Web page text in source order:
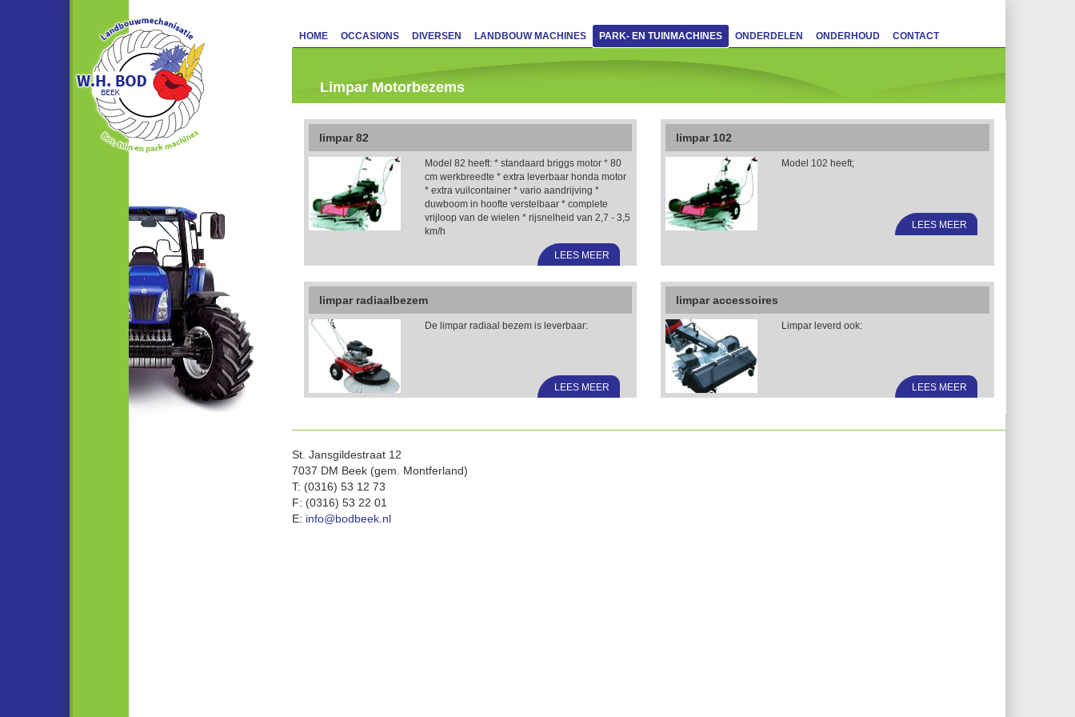
HOME OCCASIONS DIVERSEN LANDBOUW MACHINES PARK- EN TUINMACHINES ONDERDELEN ONDERHOUD CONTACT
Limpar Motorbezems
limpar 82
Model 82 heeft: * standaard briggs motor * 80
cm werkbreedte * extra leverbaar honda motor
* extra vuilcontainer * vario aandrijving *
duwboom in hoofte verstelbaar * complete
vrijloop van de wielen * rijsnelheid van 2,7 - 3,5
km/h
LEES MEER
limpar 102
Model 102 heeft;
LEES MEER
limpar radiaalbezem
De limpar radiaal bezem is leverbaar:
LEES MEER
limpar accessoires
Limpar leverd ook:
LEES MEER
St. Jansgildestraat 12
7037 DM Beek (gem. Montferland)
T: (0316) 53 12 73
F: (0316) 53 22 01
E: info@bodbeek.nl